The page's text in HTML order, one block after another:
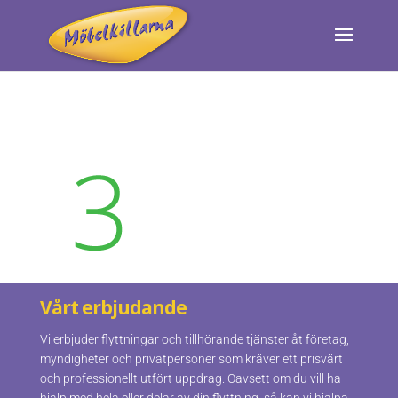
Vårt erbjudande
Vi erbjuder flyttningar och tillhörande tjänster åt företag,
myndigheter och privatpersoner som kräver ett prisvärt
och professionellt utfört uppdrag. Oavsett om du vill ha